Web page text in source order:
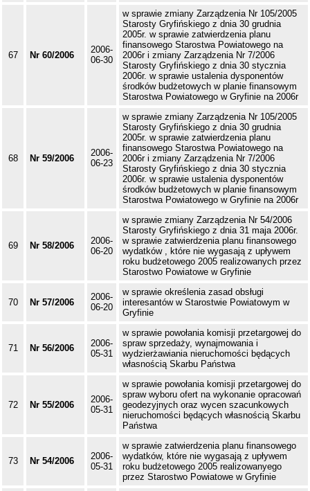
67 Nr 60/2006
2006-
06-30
w sprawie zmiany Zarządzenia Nr 105/2005
Starosty Gryfińskiego z dnia 30 grudnia
2005r. w sprawie zatwierdzenia planu
finansowego Starostwa Powiatowego na
2006r i zmiany Zarządzenia Nr 7/2006
Starosty Gryfińskiego z dnia 30 stycznia
2006r. w sprawie ustalenia dysponentów
środków budżetowych w planie finansowym
Starostwa Powiatowego w Gryfinie na 2006r
68 Nr 59/2006
2006-
06-23
w sprawie zmiany Zarządzenia Nr 105/2005
Starosty Gryfińskiego z dnia 30 grudnia
2005r. w sprawie zatwierdzenia planu
finansowego Starostwa Powiatowego na
2006r i zmiany Zarządzenia Nr 7/2006
Starosty Gryfińskiego z dnia 30 stycznia
2006r. w sprawie ustalenia dysponentów
środków budżetowych w planie finansowym
Starostwa Powiatowego w Gryfinie na 2006r
69 Nr 58/2006
2006-
06-20
w sprawie zmiany Zarządzenia Nr 54/2006
Starosty Gryfińskiego z dnia 31 maja 2006r.
w sprawie zatwierdzenia planu finansowego
wydatków , które nie wygasają z upływem
roku budżetowego 2005 realizowanych przez
Starostwo Powiatowe w Gryfinie
70 Nr 57/2006
2006-
06-20
w sprawie określenia zasad obsługi
interesantów w Starostwie Powiatowym w
Gryfinie
71 Nr 56/2006
2006-
05-31
w sprawie powołania komisji przetargowej do
spraw sprzedaży, wynajmowania i
wydzierżawiania nieruchomości będących
własnością Skarbu Państwa
72 Nr 55/2006
2006-
05-31
w sprawie powołania komisji przetargowej do
spraw wyboru ofert na wykonanie opracowań
geodezyjnych oraz wycen szacunkowych
nieruchomości będących własnością Skarbu
Państwa
73 Nr 54/2006
2006-
05-31
w sprawie zatwierdzenia planu finansowego
wydatków, które nie wygasają z upływem
roku budżetowego 2005 realizowanyego
przez Starostwo Powiatowe w Gryfinie